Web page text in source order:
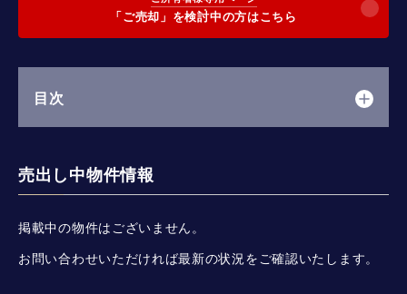
「ご売却」を検討中の方はこちら
目次
売出し中物件情報
掲載中の物件はございません。
お問い合わせいただければ最新の状況をご確認いたします。